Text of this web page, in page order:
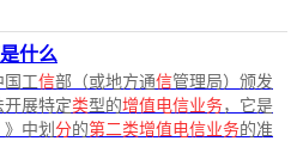
什么
国工信部（或地方通信管理局）颁发
开展特定类型的增值电信业务，它是
中划 分的第二类增值电信业务的准